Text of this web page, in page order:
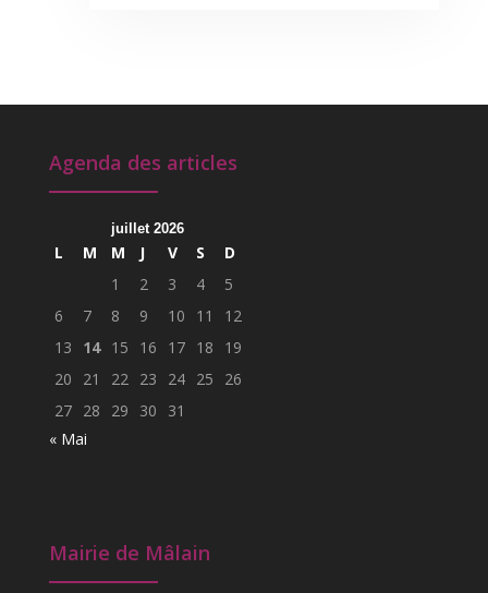
Agenda des articles
juillet 2026
L M M J V S
D
1
2 3 4
5
6
7 8 9 10 11
12
13
14 15 16 17 18
19
20
21 22 23 24 25
26
27 28 29 30
31
« Mai
Mairie de Mâlain